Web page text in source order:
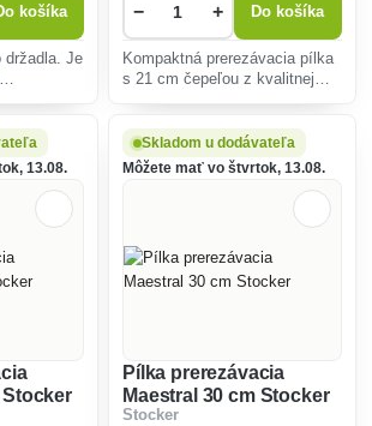
košíka
držadla. Je
tvarom
rez
− + Do košíka
Kompaktná prerezávacia pílka
s 21 cm čepeľou z kvalitnej
stromov, kríkov a živých
plotov. Ergonomická rukoväť
13.08.
Stocker
Skladom u dodávateľa
Môžete mať vo štvrtok, 13.08.
Pílka prerezávacia
Maestral 30 cm Stocker
Stocker